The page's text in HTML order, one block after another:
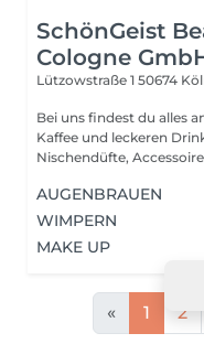
SchönGeist
Cologne
Lützowstraße 1 50674
Bei uns findest du alles
Kaffee und leckeren
Nischendüfte,
AUGENBRAUEN
WIMPERN
MAKE UP
« 1 2